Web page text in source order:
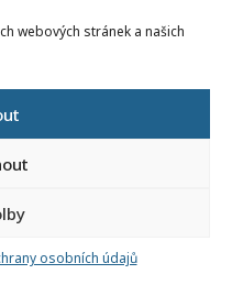
webových stránek a našich
osobních údajů